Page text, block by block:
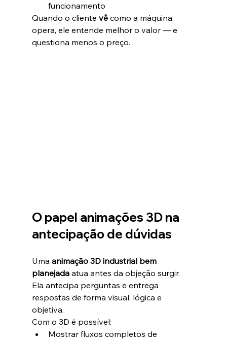
funcionamento
Quando o cliente vê como a máquina
opera, ele entende melhor o valor — e
questiona menos o preço.
O papel animações 3D na
antecipação de dúvidas
Uma animação 3D industrial bem
planejada atua antes da objeção surgir.
Ela antecipa perguntas e entrega
respostas de forma visual, lógica e
objetiva.
Com o 3D é possível:
Mostrar fluxos completos de